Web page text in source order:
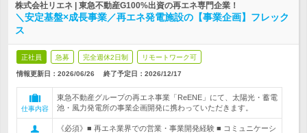
株式会社リエネ | 東急不動産G100%出資の再エネ専門企業！
＼安定基盤×成長事業／再エネ発電施設の【事業企画】フレック
ス
正社員 急募 完全週休2日制 リモートワーク可
情報更新日：2026/06/26 終了予定日： 2026/12/17
仕事内容
東急不動産グループの再エネ事業「ReENE」にて、太陽光・蓄電
池・風力発電所の事業企画開発に携わっていただきます。
《必須》■ 再エネ業界での営業・事業開発経験 ■ コミュニケーシ